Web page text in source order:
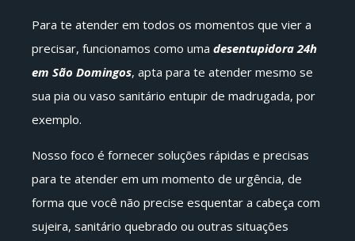
Para te atender em todos os momentos que vier a
precisar, funcionamos como uma desentupidora 24h
em São Domingos, apta para te atender mesmo se
sua pia ou vaso sanitário entupir de madrugada, por
exemplo.
Nosso foco é fornecer soluções rápidas e precisas
para te atender em um momento de urgência, de
forma que você não precise esquentar a cabeça com
sujeira, sanitário quebrado ou outras situações